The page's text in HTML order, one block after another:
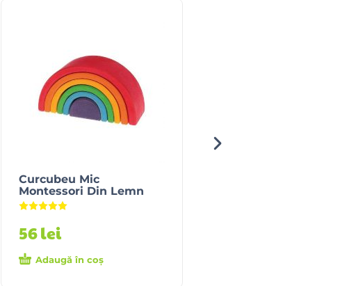
Curcubeu Mic
Montessori Din Lemn
56lei
Adaugă în coș